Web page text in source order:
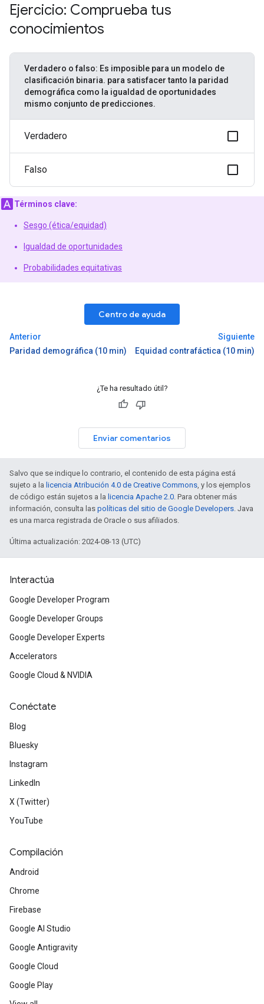
Ejercicio: Comprueba tus
conocimientos
Verdadero o falso: Es imposible para un modelo de
clasificación binaria. para satisfacer tanto la paridad
demográfica como la igualdad de oportunidades
mismo conjunto de predicciones.
Verdadero
Falso
Términos clave:
Sesgo (ética/equidad)
Igualdad de oportunidades
Probabilidades equitativas
Centro de ayuda
Anterior
Paridad demográfica (10 min)
Siguiente
Equidad contrafáctica (10 min)
¿Te ha resultado útil?
Enviar comentarios
Salvo que se indique lo contrario, el contenido de esta página está
sujeto a la licencia Atribución 4.0 de Creative Commons , y los ejemplos
de código están sujetos a la licencia Apache 2.0 . Para obtener más
información, consulta las políticas del sitio de Google Developers . Java
es una marca registrada de Oracle o sus afiliados.
Última actualización: 2024-08-13 (UTC)
Interactúa
Google Developer Program
Google Developer Groups
Google Developer Experts
Accelerators
Google Cloud & NVIDIA
Conéctate
Blog
Bluesky
Instagram
LinkedIn
X (Twitter)
YouTube
Compilación
Android
Chrome
Firebase
Google AI Studio
Google Antigravity
Google Cloud
Google Play